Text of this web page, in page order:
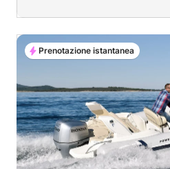
Prenotazione istantanea